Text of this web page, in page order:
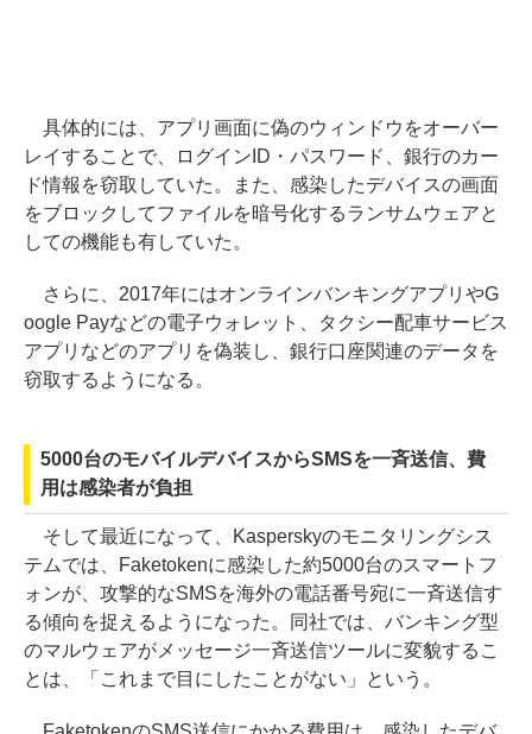
具体的には、アプリ画面に偽のウィンドウをオーバー
レイすることで、ログインID・パスワード、銀行のカー
ド情報を窃取していた。また、感染したデバイスの画面
をブロックしてファイルを暗号化するランサムウェアと
しての機能も有していた。
さらに、2017年にはオンラインバンキングアプリやG
oogle Payなどの電子ウォレット、タクシー配車サービス
アプリなどのアプリを偽装し、銀行口座関連のデータを
窃取するようになる。
5000台のモバイルデバイスからSMSを一斉送信、費
用は感染者が負担
そして最近になって、Kasperskyのモニタリングシス
テムでは、Faketokenに感染した約5000台のスマートフ
ォンが、攻撃的なSMSを海外の電話番号宛に一斉送信す
る傾向を捉えるようになった。同社では、バンキング型
のマルウェアがメッセージ一斉送信ツールに変貌するこ
とは、「これまで目にしたことがない」という。